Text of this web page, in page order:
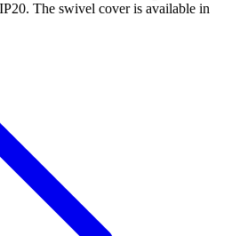
The swivel cover is available in